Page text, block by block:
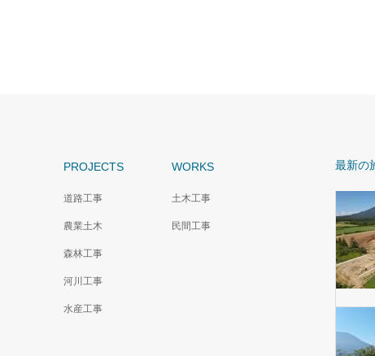
PROJECTS
道路工事
農業土木
森林工事
河川工事
水産工事
WORKS
土木工事
民間工事
最新の